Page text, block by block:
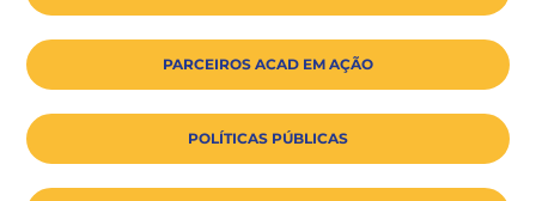
PARCEIROS ACAD EM AÇÃO
POLÍTICAS PÚBLICAS